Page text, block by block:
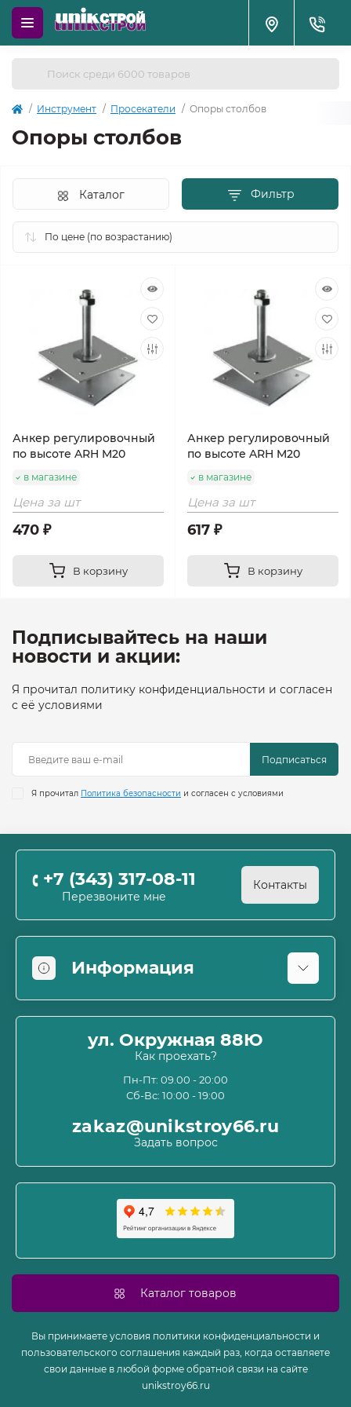
Инструмент Просекатели Опоры столбов
Опоры столбов
Фильтр
Каталог
Анкер регулировочный
по высоте ARH M20
в магазине
Цена за шт
470 ₽
В корзину
Анкер регулировочный
по высоте ARH M20
в магазине
Цена за шт
617 ₽
В корзину
Подписывайтесь на наши
новости и акции:
Я прочитал политику конфиденциальности и согласен
с её условиями
Подписаться
Я прочитал Политика безопасности и согласен с условиями
+7 (343) 317-08-11
Перезвоните мне
Контакты
Информация
Информация о доставке
Пользовательское соглашение и оферта
Политика конфиденциальности
Связаться с нами
Карта сайта
Производители
ул. Окружная 88Ю
Как проехать?
Пн-Пт: 09.00 - 20:00
Сб-Вс: 10:00 - 19:00
zakaz@unikstroy66.ru
Задать вопрос
Каталог товаров
Вы принимаете условия политики конфиденциальности и
пользовательского соглашения каждый раз, когда оставляете
свои данные в любой форме обратной связи на сайте
unikstroy66.ru